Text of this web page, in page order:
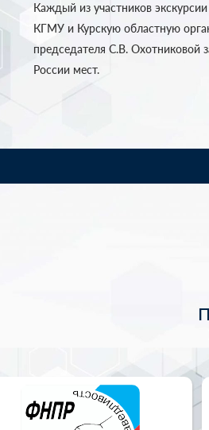
Каждый из участников
КГМУ и Курскую областную
председателя С.В. Охотниковой
России мест.